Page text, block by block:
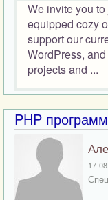
We invite you
equipped cozy
support our
WordPress,
projects and ...
PHP
17-